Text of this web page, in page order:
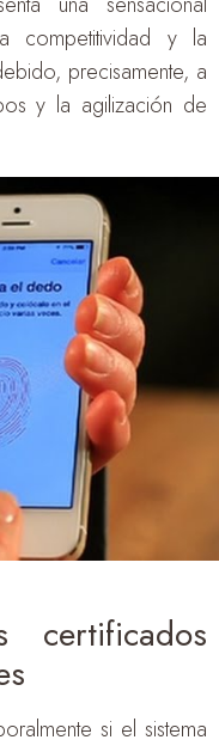
competitividad y la
precisamente, a
y la agilización de
certificados
si el sistema